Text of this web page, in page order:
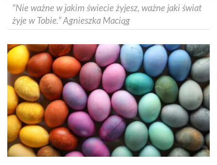
"Nie ważne w jakim świecie żyjesz, ważne jaki świat
żyje w Tobie.” Agnieszka Maciąg